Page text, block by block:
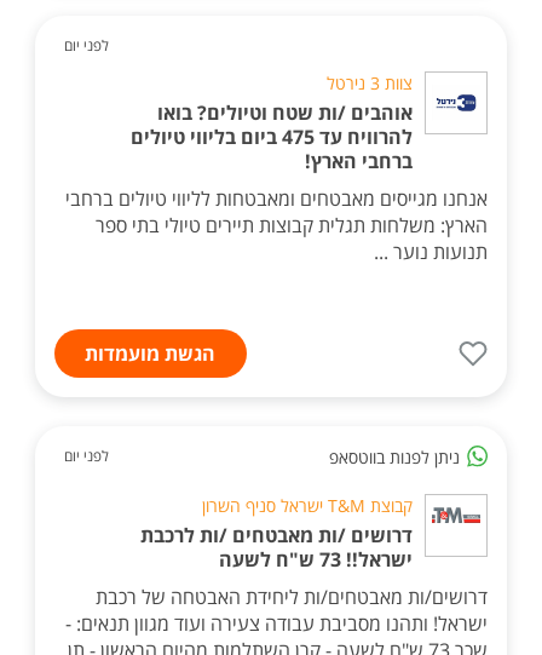
לפני יום
צוות 3 נירטל
אוהבים /ות שטח וטיולים? בואו
להרוויח עד 475 ביום בליווי טיולים
ברחבי הארץ!
אנחנו מגייסים מאבטחים ומאבטחות לליווי טיולים ברחבי
הארץ: משלחות תגלית קבוצות תיירים טיולי בתי ספר
תנועות נוער ...
הגשת מועמדות
ניתן לפנות בווטסאפ לפני יום
קבוצת T&M ישראל סניף השרון
דרושים /ות מאבטחים /ות לרכבת
ישראל!! 73 ש"ח לשעה
דרושים/ות מאבטחים/ות ליחידת האבטחה של רכבת
ישראל! ותהנו מסביבת עבודה צעירה ועוד מגוון תנאים: -